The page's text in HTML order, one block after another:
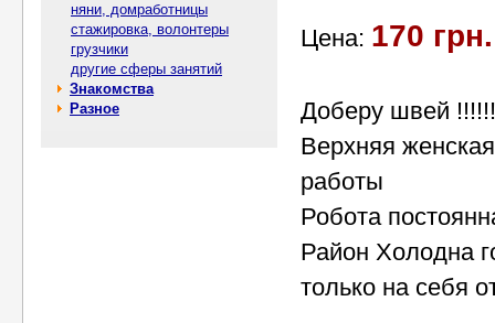
няни, домработницы
стажировка, волонтеры
грузчики
другие сферы занятий
Знакомства
Разное
Цена: 170 грн.
Доберу швей
Верхняя
работы
Робота
Район Холодна
только на себя